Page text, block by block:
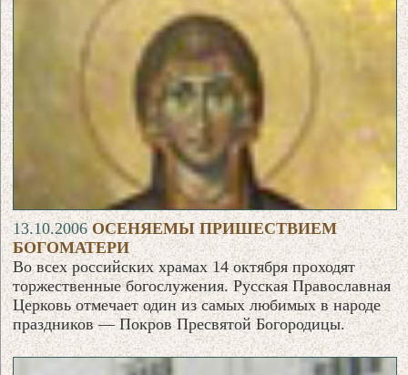
13.10.2006ОСЕНЯЕМЫ ПРИШЕСТВИЕМ
БОГОМАТЕРИ
Во всех российских храмах 14 октября проходят
торжественные богослужения. Русская Православная
Церковь отмечает один из самых любимых в народе
праздников — Покров Пресвятой Богородицы.